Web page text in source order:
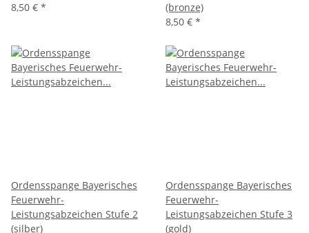
8,50 € *
(bronze)
8,50 € *
Ordensspange Bayerisches
Feuerwehr-
Leistungsabzeichen Stufe 2
(silber)
Ordensspange Bayerisches
Feuerwehr-
Leistungsabzeichen Stufe 3
(gold)